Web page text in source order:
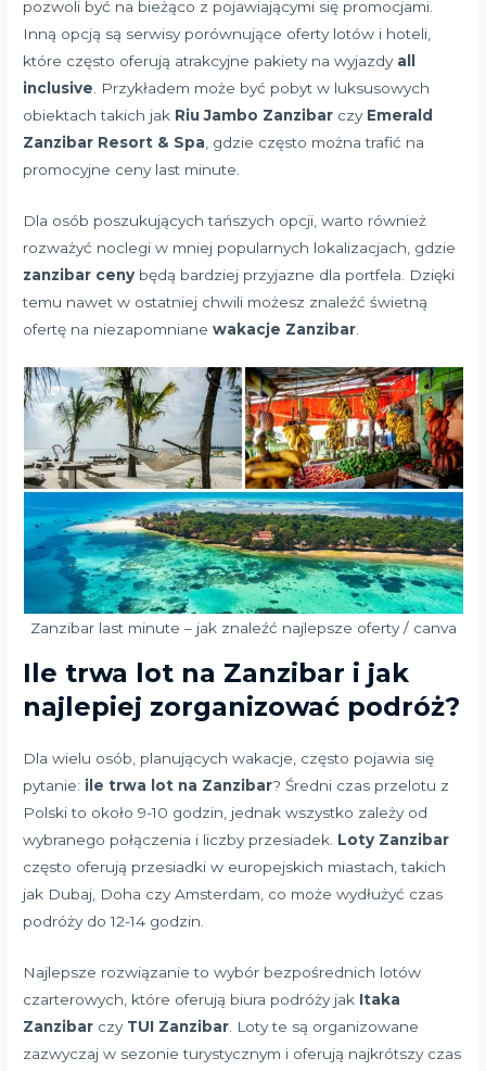
pozwoli być na bieżąco z pojawiającymi się promocjami.
Inną opcją są serwisy porównujące oferty lotów i hoteli,
które często oferują atrakcyjne pakiety na wyjazdy all
inclusive . Przykładem może być pobyt w luksusowych
obiektach takich jak Riu Jambo Zanzibar czy Emerald
Zanzibar Resort & Spa , gdzie często można trafić na
promocyjne ceny last minute.
Dla osób poszukujących tańszych opcji, warto również
rozważyć noclegi w mniej popularnych lokalizacjach, gdzie
zanzibar ceny będą bardziej przyjazne dla portfela. Dzięki
temu nawet w ostatniej chwili możesz znaleźć świetną
ofertę na niezapomnianewakacje Zanzibar
Zanzibar last minute – jak znaleźć najlepsze oferty / canva
Ile trwa lot na Zanzibar i jak
najlepiej zorganizować podróż?
Dla wielu osób, planujących wakacje, często pojawia się
pytanie: ile trwa lot na Zanzibar? Średni czas przelotu z
Polski to około 9-10 godzin, jednak wszystko zależy od
wybranego połączenia i liczby przesiadek. Loty Zanzibar
często oferują przesiadki w europejskich miastach, takich
jak Dubaj, Doha czy Amsterdam, co może wydłużyć czas
podróży do 12-14 godzin.
Najlepsze rozwiązanie to wybór bezpośrednich lotów
czarterowych, które oferują biura podróży jak Itaka
Zanzibar czy TUI Zanzibar . Loty te są organizowane
zazwyczaj w sezonie turystycznym i oferują najkrótszy czas